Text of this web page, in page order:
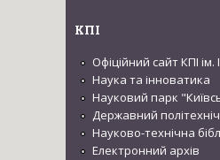
КПІ
Офіційний сайт КПІ ім.
Наука та інноватика
Науковий парк
Державний
Науково-технічна
Електронний архів